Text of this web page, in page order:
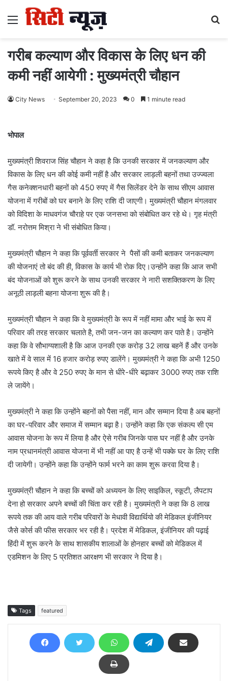
Menu
गरीब कल्याण और विकास के लिए धन की
कमी नहीं आयेगी : मुख्यमंत्री चौहान
City News September 20, 2023 0 1 minute read
भोपाल
मुख्यमंत्री शिवराज सिंह चौहान ने कहा है कि उनकी सरकार में जनकल्याण और
विकास के लिए धन की कोई कमी नहीं है और सरकार लाड़ली बहनों तथा उज्ज्वला
गैस कनेक्शनधारी बहनों को 450 रुपए में गैस सिलेंडर देने के साथ सीएम आवास
योजना में गरीबों को घर बनाने के लिए राशि दी जाएगी। मुख्यमंत्री चौहान मंगलवार
को विदिशा के माधवगंज चौराहे पर एक जनसभा को संबोधित कर रहे थे। गृह मंत्री
डॉ. नरोत्तम मिश्रा ने भी संबोधित किया।
मुख्यमंत्री चौहान ने कहा कि पूर्ववर्ती सरकार ने पैसों की कमी बताकर जनकल्याण
की योजनाएं तो बंद की ही, विकास के कार्य भी रोक दिए।उन्होंने कहा कि आज सभी
बंद योजनाओं को शुरू करने के साथ उनकी सरकार ने नारी सशक्तिकरण के लिए
अनूठी लाड़ली बहना योजना शुरू की है।
मुख्यमंत्री चौहान ने कहा कि वे मुख्यमंत्री के रूप में नहीं मामा और भाई के रूप में
परिवार की तरह सरकार चलाते है, तभी जन-जन का कल्याण कर पाते है। उन्होंने
कहा कि वे सौभाग्यशाली है कि आज उनकी एक करोड़ 32 लाख बहनें हैं और उनके
खाते में वे साल में 16 हजार करोड़ रुपए डालेंगे। मुख्यमंत्री ने कहा कि अभी 1250
रूपये किए है और वे 250 रुपए के मान से धीरे-धीरे बढ़ाकर 3000 रुपए तक राशि
ले जायेंगे।
मुख्यमंत्री ने कहा कि उन्होंने बहनों को पैसा नहीं, मान और सम्मान दिया है अब बहनों
का घर-परिवार और समाज में सम्मान बढ़ा है। उन्होंने कहा कि एक संकल्प सी एम
आवास योजना के रूप में लिया है और ऐसे गरीब जिनके पास घर नहीं है और उनके
नाम प्रधानमंत्री आवास योजना में भी नहीं आ पाए है उन्हें भी पक्के घर के लिए राशि
दी जायेगी। उन्होंने कहा कि उन्होंने फार्म भरने का काम शुरू करवा दिया है।
मुख्यमंत्री चौहान ने कहा कि बच्चों को अध्ययन के लिए साइकिल, स्कूटी, लैपटाप
देना हो सरकार अपने बच्चों की चिंता कर रही है। मुख्यमंत्री ने कहा कि 8 लाख
रूपये तक की आय वाले गरीब परिवारों के मेधावी विद्यार्थियो की मेडिकल इंजीनियर
जैसे कोर्स की फीस सरकार भर रही है। प्रदेश में मेडिकल, इंजीनियर की पढ़ाई
हिंदी में शुरू करने के साथ शासकीय शालाओं के होनहार बच्चों को मेडिकल में
एडमिशन के लिए 5 प्रतिशत आरक्षण भी सरकार ने दिया है।
Tags featured